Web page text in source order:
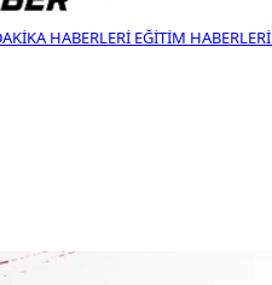
HABERLERI EĞITIM HABERLERI